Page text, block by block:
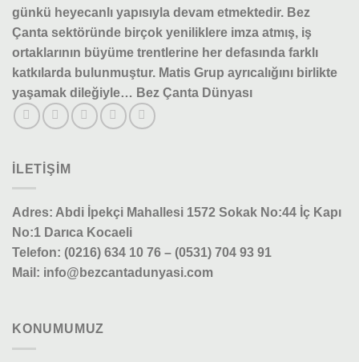
günkü heyecanlı yapısıyla devam etmektedir. Bez
Çanta sektöründe birçok yeniliklere imza atmış, iş
ortaklarının büyüme trentlerine her defasında farklı
katkılarda bulunmuştur. Matis Grup ayrıcalığını birlikte
yaşamak dileğiyle… Bez Çanta Dünyası
ILETIŞIM
Adres: Abdi İpekçi Mahallesi 1572 Sokak No:44 İç Kapı
No:1 Darıca Kocaeli
Telefon: (0216) 634 10 76 – (0531) 704 93 91
Mail: info@bezcantadunyasi.com
KONUMUMUZ